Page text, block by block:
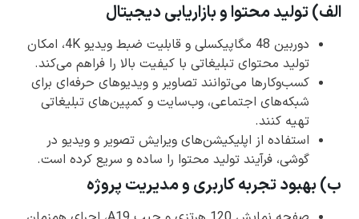
الف) تولید محتوا و بازاریابی دیجیتال
دوربین 48 مگاپیکسلی و قابلیت ضبط ویدیو 4K، امکان
تولید محتوای تبلیغاتی با کیفیت بالا را فراهم می‌کند.
کسب‌وکارها می‌توانند تصاویر و ویدیوهای حرفه‌ای برای
شبکه‌های اجتماعی، وب‌سایت و کمپین‌های تبلیغاتی
تهیه کنند.
استفاده از اپلیکیشن‌های ویرایش تصویر و ویدیو در
گوشی، فرآیند تولید محتوا را ساده و سریع کرده است.
ب) بهبود تجربه کاربری و مدیریت پروژه